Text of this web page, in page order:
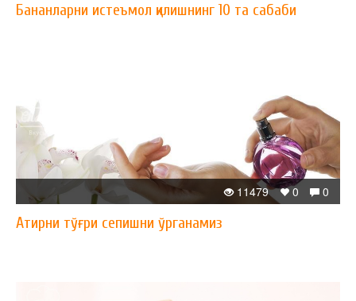
Бананларни истеъмол қилишнинг 10 та сабаби
0
0
11479
Атирни тўғри сепишни ўрганамиз